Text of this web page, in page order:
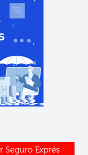
Seguro Exprés